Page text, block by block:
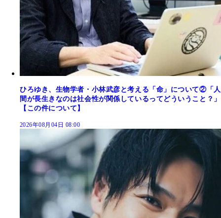
ひろゆき、生物学者・小林武彦と考える「命」について②「人
間が長生きなのは社会性が関係しているってどういうこと？」
【この件について】
2026年08月04日 08:00